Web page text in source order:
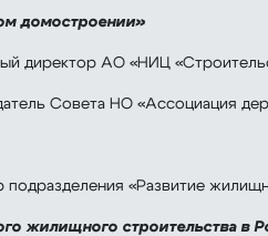
домостроении»
директор АО «НИЦ
Совета НО «Ассоциация
подразделения «Развитие
жилищного строительства в